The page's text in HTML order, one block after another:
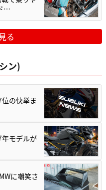
る
の快挙ま
モデルが
に嘲笑さ